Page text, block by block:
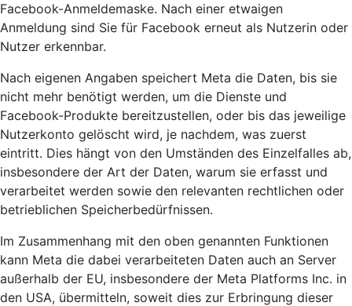
Facebook-Anmeldemaske. Nach einer etwaigen
Anmeldung sind Sie für Facebook erneut als Nutzerin oder
Nutzer erkennbar.
Nach eigenen Angaben speichert Meta die Daten, bis sie
nicht mehr benötigt werden, um die Dienste und
Facebook-Produkte bereitzustellen, oder bis das jeweilige
Nutzerkonto gelöscht wird, je nachdem, was zuerst
eintritt. Dies hängt von den Umständen des Einzelfalles ab,
insbesondere der Art der Daten, warum sie erfasst und
verarbeitet werden sowie den relevanten rechtlichen oder
betrieblichen Speicherbedürfnissen.
Im Zusammenhang mit den oben genannten Funktionen
kann Meta die dabei verarbeiteten Daten auch an Server
außerhalb der EU, insbesondere der Meta Platforms Inc. in
den USA, übermitteln, soweit dies zur Erbringung dieser